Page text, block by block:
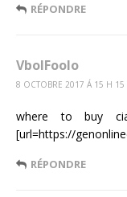
RÉPONDRE
VbolFoolo
8 OCTOBRE 2017 Á 15 H 15
where to buy
[url=https://
RÉPONDRE